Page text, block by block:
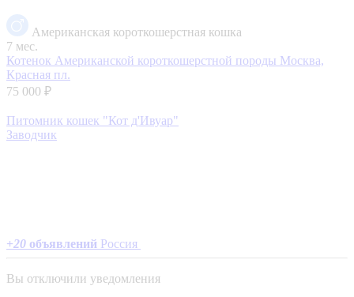
Американская короткошерстная кошка
7 мес.
Котенок Американской короткошерстной породы Москва,
Красная пл.
75 000 ₽
Питомник кошек "Кот д'Ивуар"
Заводчик
+20 объявлений Россия
Вы отключили уведомления